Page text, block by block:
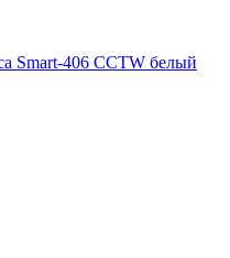
Smart-406 CCTW белый